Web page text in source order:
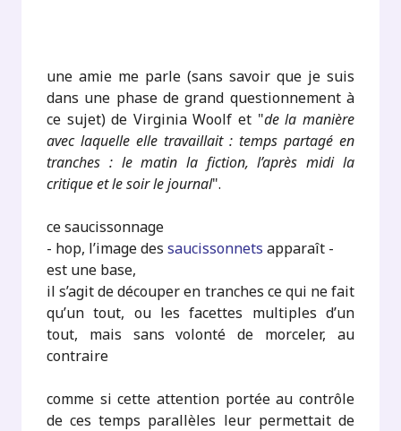
une amie me parle (sans savoir que je suis
dans une phase de grand questionnement à
ce sujet) de Virginia Woolf et "de la manière
avec laquelle elle travaillait : temps partagé en
tranches : le matin la fiction, l’après midi la
critique et le soir le journal".
ce saucissonnage
- hop, l’image dessaucissonnets apparaît -
est une base,
il s’agit de découper en tranches ce qui ne fait
qu’un tout, ou les facettes multiples d’un
tout, mais sans volonté de morceler, au
contraire
comme si cette attention portée au contrôle
de ces temps parallèles leur permettait de